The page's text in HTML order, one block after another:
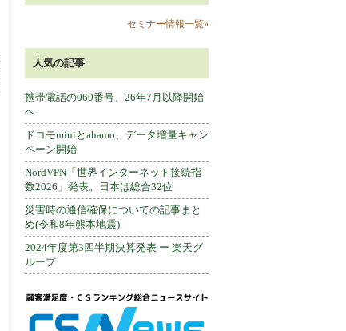
セミナー情報一覧»
人気の記事
携帯電話の060番号、26年7月以降開始
へ
ドコモminiとahamo、データ増量キャン
ペーン開始
NordVPN「世界インターネット接続指
数2026」発表。日本は総合32位
災害時の通信確保についての記事まと
め(令和8年熊本地震)
2024年度第3四半期決算発表 ー 楽天グ
ループ